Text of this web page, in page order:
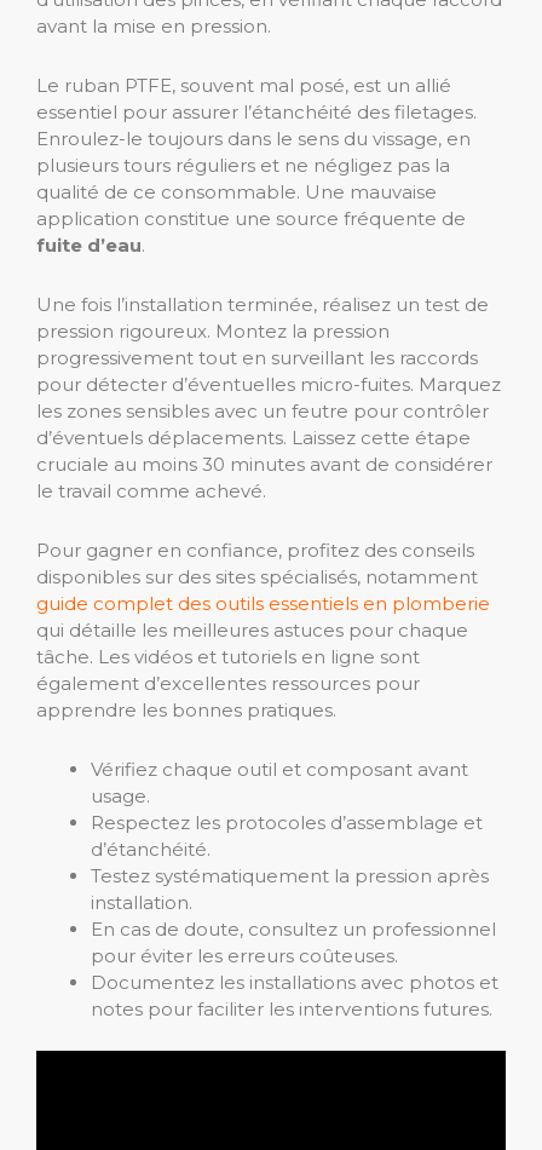
avant la mise en pression.
Le ruban PTFE, souvent mal posé, est un allié
essentiel pour assurer l’étanchéité des filetages.
Enroulez-le toujours dans le sens du vissage, en
plusieurs tours réguliers et ne négligez pas la
qualité de ce consommable. Une mauvaise
application constitue une source fréquente de
fuite d’eau.
Une fois l’installation terminée, réalisez un test de
pression rigoureux. Montez la pression
progressivement tout en surveillant les raccords
pour détecter d’éventuelles micro-fuites. Marquez
les zones sensibles avec un feutre pour contrôler
d’éventuels déplacements. Laissez cette étape
cruciale au moins 30 minutes avant de considérer
le travail comme achevé.
Pour gagner en confiance, profitez des conseils
disponibles sur des sites spécialisés, notamment
guide complet des outils essentiels en plomberie
qui détaille les meilleures astuces pour chaque
tâche. Les vidéos et tutoriels en ligne sont
également d’excellentes ressources pour
apprendre les bonnes pratiques.
Vérifiez chaque outil et composant avant
usage.
Respectez les protocoles d’assemblage et
d’étanchéité.
Testez systématiquement la pression après
installation.
En cas de doute, consultez un professionnel
pour éviter les erreurs coûteuses.
Documentez les installations avec photos et
notes pour faciliter les interventions futures.